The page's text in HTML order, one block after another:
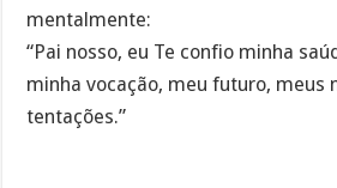
mentalmente:
“Pai nosso, eu Te confio minha
minha vocação, meu futuro, meus
tentações.”